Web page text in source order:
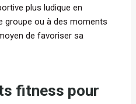
plus ludique en
groupe ou à des moments
de favoriser sa
fitness pour